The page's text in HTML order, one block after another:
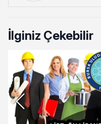
İlginiz Çekebilir